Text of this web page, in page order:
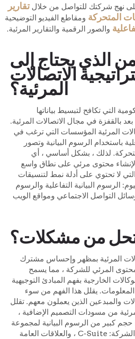
نهج شركتك للتواصل من خلالتقارير
المتحركة ومقاطع الفيديو التوضيحية
والصور الرقمية والتقارير المرئية.
الذي يحتاج إلى
الاتصالات
المرئية؟
التي تكافح لتبسيط بياناتها
بالقفزة في مجال الاتصالات المرئية.
المرئية المؤسسات التي ترغب في
باستخدام الرسوم البيانية وتصور
لذلك ، بشكل أساسي ، أي
محتوى مرئي على نطاق واسع
التي لا تحتوي على أدلة نمط لتنسيقات
الرسوم البيانية التفاعلية والرسوم
التواصل الاجتماعي ومواقع الويب
تحل من مشكلات؟
المرئية بمظهر وإحساس مشترك
المرئي للشركة ، مما يسمح
الخارجية بفهم المبادئ التوجيهية
يقلل هذا الفهم من سوء
والمبدعين الذين يعملون معهم. تقلل
من مسودات التصميم الإضافية ،
حجم كبير من الرسوم البيانية لمجموعة
واسعة من الأقسام في الشركة: C-Suite ، والعلاقات العامة